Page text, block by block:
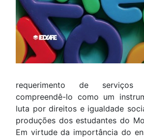
requerimento de
compreendê-lo como um
luta por direitos e igualdade
produções dos estudantes do
Em virtude da importância do